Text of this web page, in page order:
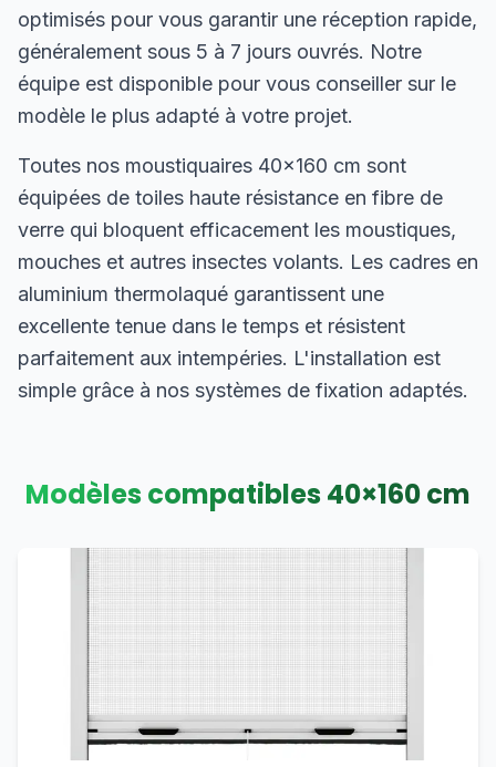
optimisés pour vous garantir une réception rapide,
généralement sous 5 à 7 jours ouvrés. Notre
équipe est disponible pour vous conseiller sur le
modèle le plus adapté à votre projet.
Toutes nos moustiquaires 40×160 cm sont
équipées de toiles haute résistance en fibre de
verre qui bloquent efficacement les moustiques,
mouches et autres insectes volants. Les cadres en
aluminium thermolaqué garantissent une
excellente tenue dans le temps et résistent
parfaitement aux intempéries. L'installation est
simple grâce à nos systèmes de fixation adaptés.
Modèles compatibles40×160cm